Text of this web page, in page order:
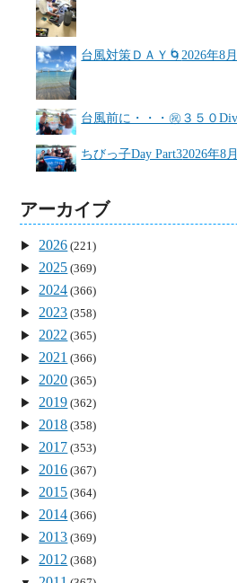
台風対策ＤＡＹ🌀 2026年8
台風前に・・・㊗３５０
ちびっ子Day Part32026年8
アーカイブ
2026 (221)
2025 (369)
2024 (366)
2023 (358)
2022 (365)
2021 (366)
2020 (365)
2019 (362)
2018 (358)
2017 (353)
2016 (367)
2015 (364)
2014 (366)
2013 (369)
2012 (368)